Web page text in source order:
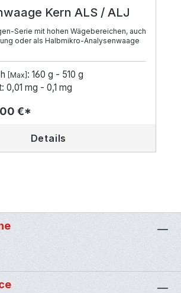
Kern ALS / ALJ
Serie mit hohen Wägebereichen, auch
oder als Halbmikro-Analysenwaage
[Max] : 160 g - 510 g
0,01 mg - 0,1 mg
€*
Details